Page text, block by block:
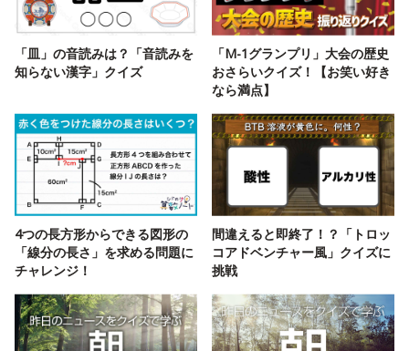
「皿」の音読みは？「音読みを
知らない漢字」クイズ
「M-1グランプリ」大会の歴史
おさらいクイズ！【お笑い好き
なら満点】
4つの長方形からできる図形の
「線分の長さ」を求める問題に
チャレンジ！
間違えると即終了！？「トロッ
コアドベンチャー風」クイズに
挑戦